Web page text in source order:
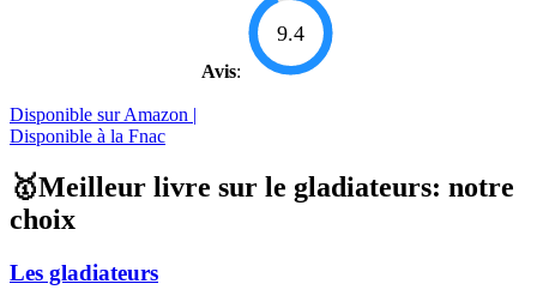
Avis:
9.4
Disponible sur Amazon |
Disponible à la Fnac
🥇Meilleur livre sur le gladiateurs: notre
choix
Les gladiateurs